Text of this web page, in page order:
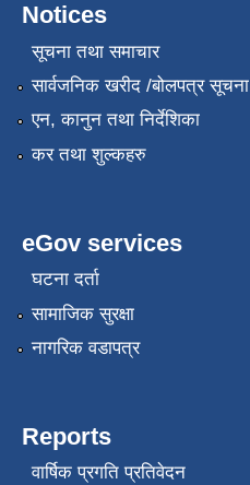
Notices
सूचना तथा समाचार
सार्वजनिक खरीद /बोलपत्र सूचना
एन, कानुन तथा निर्देशिका
कर तथा शुल्कहरु
eGov services
घटना दर्ता
सामाजिक सुरक्षा
नागरिक वडापत्र
Reports
वार्षिक प्रगति प्रतिवेदन